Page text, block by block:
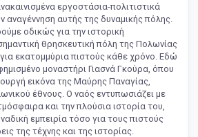
εργοστάσια-πολιτιστικά
αναγέννηση αυτής της δυναμικής πόλης.
οδικώς για την ιστορική
θρησκευτική πόλη της Πολωνίας
εκατομμύρια πιστούς κάθε χρόνο. Εδώ
μοναστήρι Γιασνά Γκούρα, όπου
εικόνα της Μαύρης Παναγίας,
έθνους. Ο ναός εντυπωσιάζει με
και την πλούσια ιστορία του,
εμπειρία τόσο για τους πιστούς
της τέχνης και της ιστορίας.